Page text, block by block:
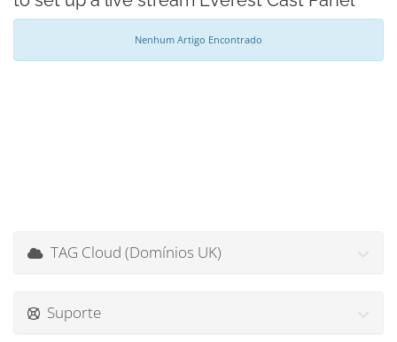
Nenhum Artigo Encontrado
TAG Cloud (Domínios UK)
Suporte